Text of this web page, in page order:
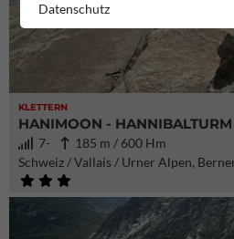
KLETTERN
HANIMOON -
7-
185 m / 600 Hm
Schweiz / Vallais / Urner Alpen,
Datenschutz